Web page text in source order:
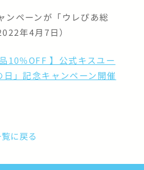
ンペーンが「ウレぴあ総
年4月7日）
10%OFF 】公式キスユー
」記念キャンペーン開催
に戻る